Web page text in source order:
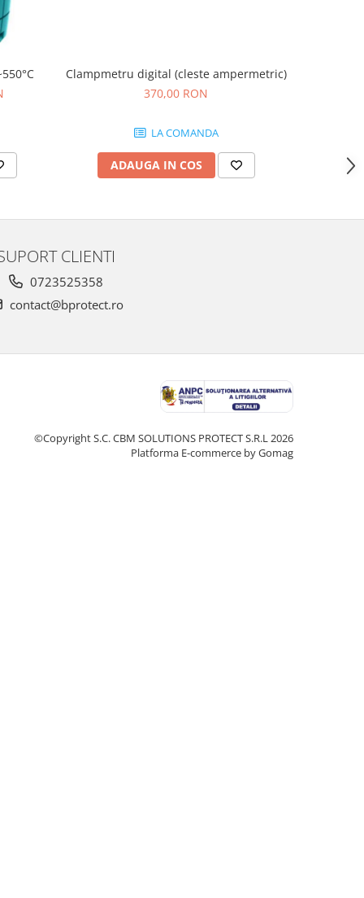
Clampmetru digital (cleste ampermetric)
370,00 RON
LA COMANDA
ADAUGA IN COS
CLIENTI
0723525358
contact@bprotect.ro
©Copyright S.C. CBM SOLUTIONS PROTECT S.R.L 2026
Platforma E-commerce by Gomag